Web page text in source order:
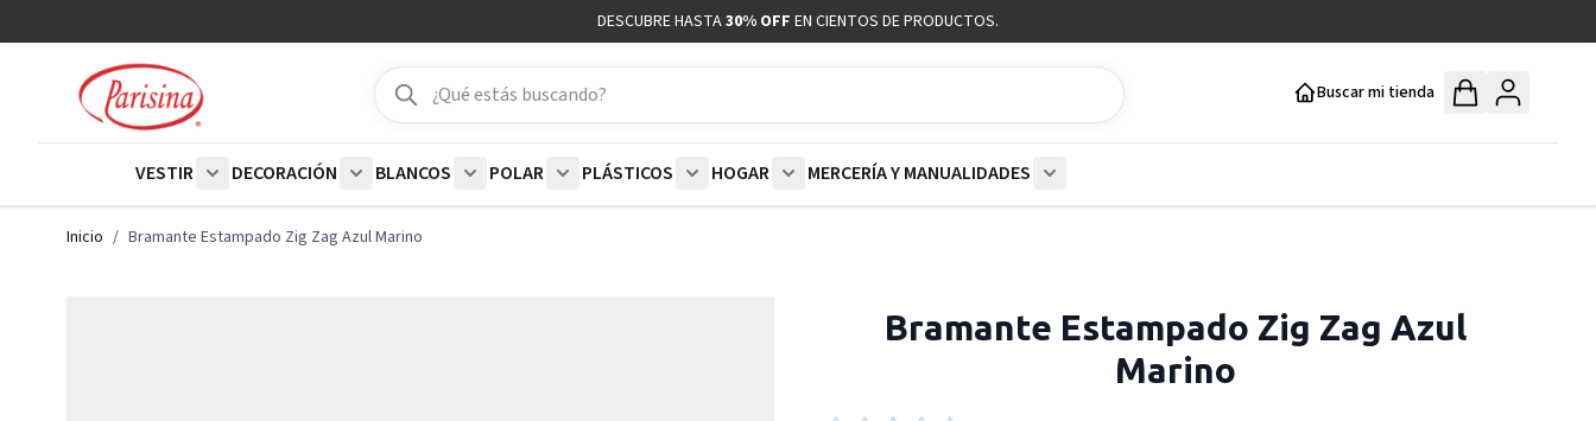
DESCUBRE HASTA30% OFF EN CIENTOS DE PRODUCTOS.
Buscar
Buscar
Buscar mi tienda
VESTIR
DECORACIÓN
BLANCOS
POLAR
PLÁSTICOS
HOGAR
MERCERÍA Y MANUALIDADES
Inicio / Bramante Estampado Zig Zag Azul Marino
Bramante Estampado Zig Zag Azul
Marino